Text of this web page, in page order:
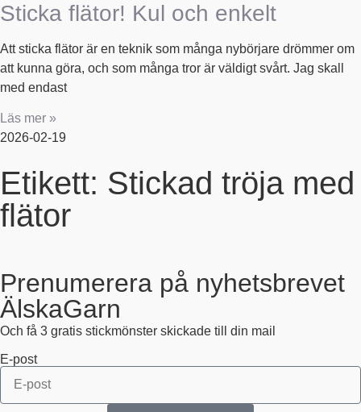
Sticka flätor! Kul och enkelt
Att sticka flätor är en teknik som många nybörjare drömmer om
att kunna göra, och som många tror är väldigt svårt. Jag skall
med endast
Läs mer »
2026-02-19
Etikett: Stickad tröja med
flätor
Prenumerera på nyhetsbrevet
ÄlskaGarn
Och få 3 gratis stickmönster skickade till din mail
E-post